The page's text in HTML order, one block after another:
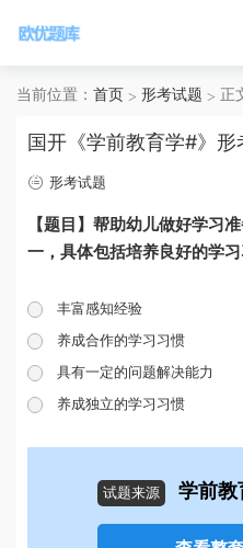
当前位置： 首页 形考试题 正
国开《学前教育学#》形
形考试题
【题目】帮助幼儿做好学习
一，具体包括培养良好的学
丰富感知经验
养成合作的学习习惯
具有一定的问题解决能力
养成独立的学习习惯
试题来源 学前教